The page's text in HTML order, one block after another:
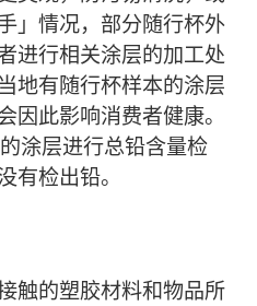
」情况，部分随行杯外
进行相关涂层的加工处
地有随行杯样本的涂层
因此影响消费者健康。
涂层进行总铅含量检
有检出铅。
触的塑胶材料和物品所